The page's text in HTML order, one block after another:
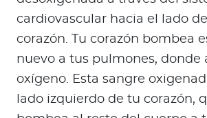
cardiovascular hacia el lado
corazón. Tu corazón bombea
nuevo a tus pulmones, donde
oxígeno. Esta sangre
lado izquierdo de tu corazón,